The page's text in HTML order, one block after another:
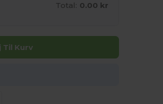
Total: 0.00 kr
Til Kurv